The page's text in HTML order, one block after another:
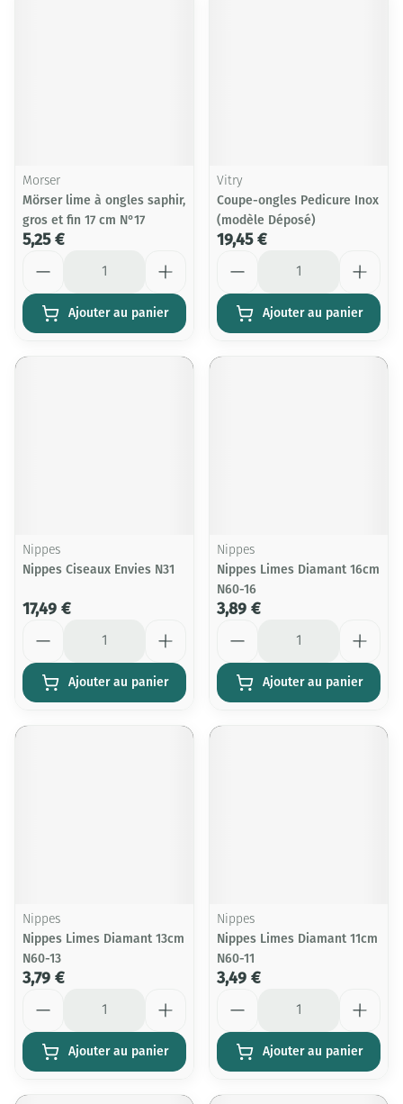
Morser
Mörser lime à ongles saphir,
gros et fin 17 cm N°17
5,25 €
Ajouter au panier
Vitry
Coupe-ongles Pedicure Inox
(modèle Déposé)
19,45 €
Ajouter au panier
Nippes
Nippes Ciseaux Envies N31
17,49 €
Ajouter au panier
Nippes
Nippes Limes Diamant 16cm
N60-16
3,89 €
Ajouter au panier
Nippes
Nippes Limes Diamant 13cm
N60-13
3,79 €
Ajouter au panier
Nippes
Nippes Limes Diamant 11cm
N60-11
3,49 €
Ajouter au panier